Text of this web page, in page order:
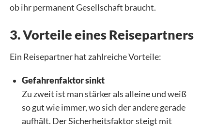
ob ihr permanent Gesellschaft braucht.
3. Vorteile eines Reisepartners
Ein Reisepartner hat zahlreiche Vorteile:
Gefahrenfaktor sinkt
Zu zweit ist man stärker als alleine und weiß
so gut wie immer, wo sich der andere gerade
aufhält. Der Sicherheitsfaktor steigt mit